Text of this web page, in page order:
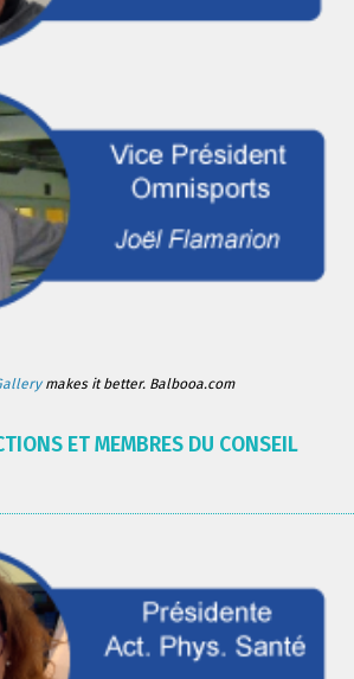
makes it better. Balbooa.com
ET MEMBRES DU CONSEIL